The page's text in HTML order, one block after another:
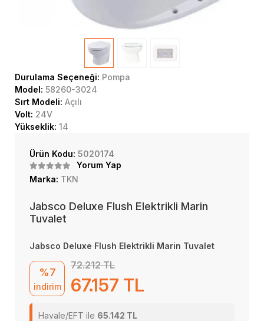
Durulama Seçeneği: Pompa
Model: 58260-3024
Sırt Modeli: Açılı
Volt: 24V
Yükseklik: 14
Ürün Kodu: 5020174
Yorum Yap
Marka: TKN
Jabsco Deluxe Flush Elektrikli Marin
Tuvalet
Jabsco Deluxe Flush Elektrikli Marin Tuvalet
%7
indirim
72.212 TL
67.157 TL
Havale/EFT ile 65.142 TL